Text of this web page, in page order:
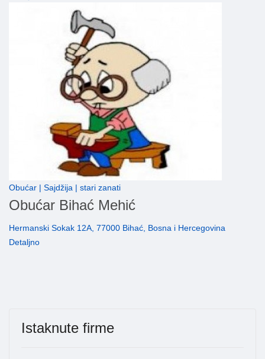
Obućar | Sajdžija | stari zanati
Obućar Bihać Mehić
Hermanski Sokak 12A, 77000 Bihać, Bosna i Hercegovina
Detaljno
Istaknute firme